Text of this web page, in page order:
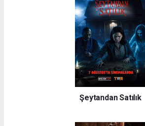
Şeytandan Satılık